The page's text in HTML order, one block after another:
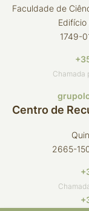
Faculdade de
Edifício
1749-
Chamada
Centro de
2665-